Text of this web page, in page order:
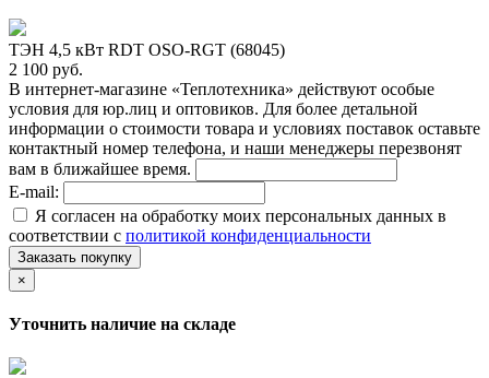
ТЭН 4,5 кВт RDT OSO-RGT (68045)
2 100 руб.
В интернет-магазине «Теплотехника» действуют особые
условия для юр.лиц и оптовиков. Для более детальной
информации о стоимости товара и условиях поставок оставьте
контактный номер телефона, и наши менеджеры перезвонят
вам в ближайшее время.
E-mail:
Я согласен на обработку моих персональных данных в
соответствии с политикой конфиденциальности
Заказать покупку
×
Уточнить наличие на складе